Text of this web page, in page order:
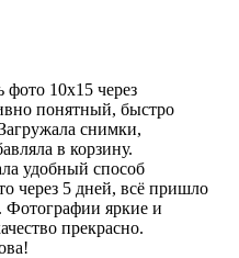
фото 10х15 через
понятный, быстро
снимки,
в корзину.
удобный способ
через 5 дней, всё пришло
Фотографии яркие и
прекрасно.